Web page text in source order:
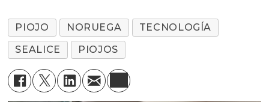
PIOJO NORUEGA
TECNOLOGÍA
SEALICE
PIOJOS